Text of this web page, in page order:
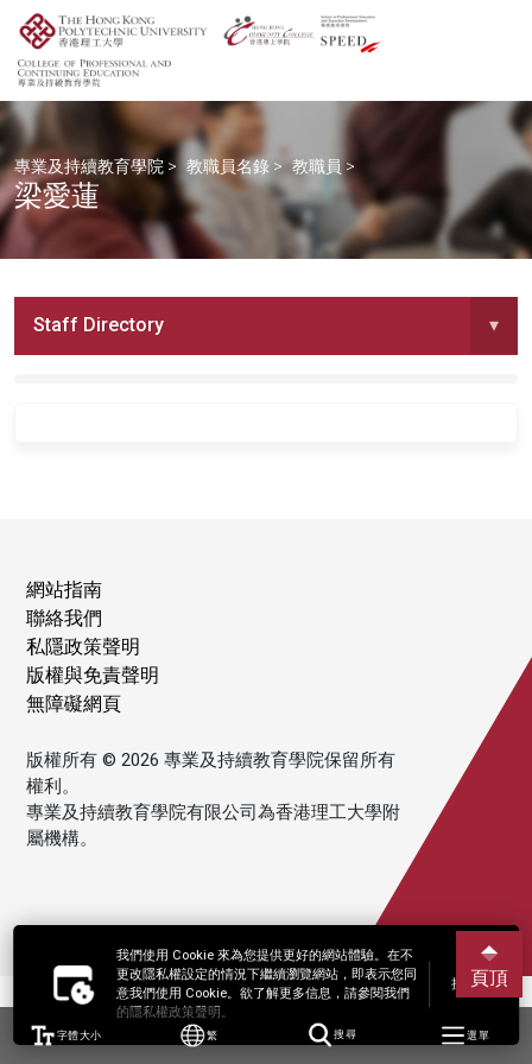
我們使用 Cookie 來為您提供更好的網站體驗。在不
更改隱私權設定的情況下繼續瀏覽網站，即表示您同
意我們使用 Cookie。欲了解更多信息，請參閱我們
的隱私權政策聲明。
接受
字體大小 繁 搜尋 選單
專業及持續教育學院 > 教職員名錄 > 教職員 >
梁愛蓮
Staff Directory ▾
網站指南
聯絡我們
私隱政策聲明
版權與免責聲明
無障礙網頁
版權所有 © 2026 專業及持續教育學院保留所有
權利。
專業及持續教育學院有限公司為香港理工大學附
屬機構。
頁頂